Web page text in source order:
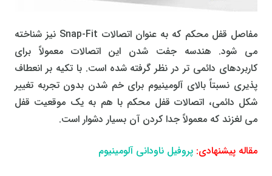
مفاصل قفل محکم که به عنوان اتصالات Snap-Fit نیز شناخته
می شود. هندسه جفت شدن این اتصالات معمولاً برای
کاربردهای دائمی تر در نظر گرفته شده است. با تکیه بر انعطاف
پذیری نسبتاً بالای آلومینیوم برای خم شدن بدون تجربه تغییر
شکل دائمی، اتصالات قفل محکم با هم به یک موقعیت قفل
می لغزند که معمولاً جدا کردن آن بسیار دشوار است.
مقاله پیشنهادی: پروفیل ناودانی آلومینیوم